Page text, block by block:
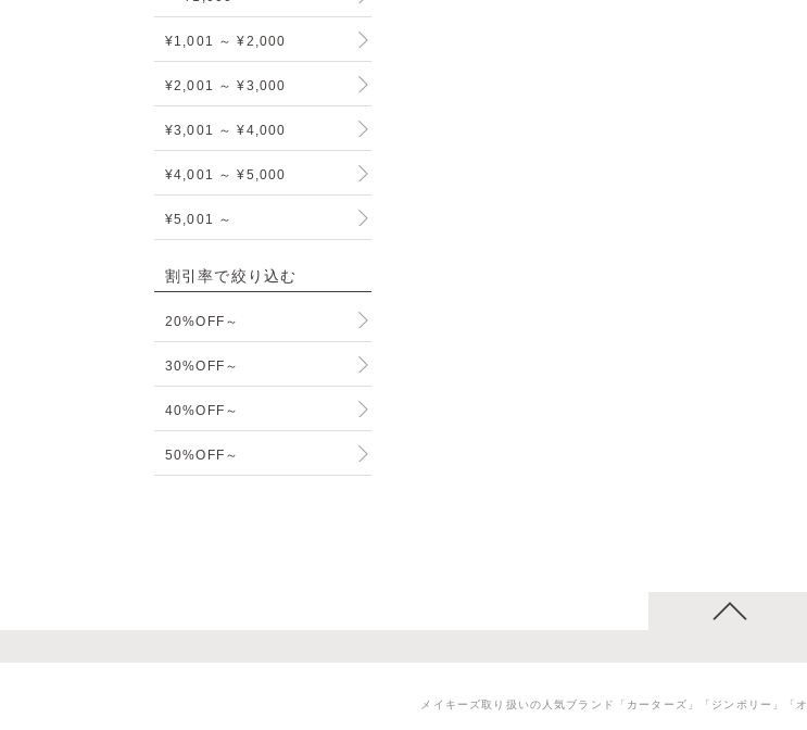
¥1,001 ～ ¥2,000
¥2,001 ～ ¥3,000
¥3,001 ～ ¥4,000
¥4,001 ～ ¥5,000
¥5,001 ～
割引率で絞り込む
20%OFF～
30%OFF～
40%OFF～
50%OFF～
メイキーズ取り扱いの人気ブランド「カーターズ」「ジンボリー」「